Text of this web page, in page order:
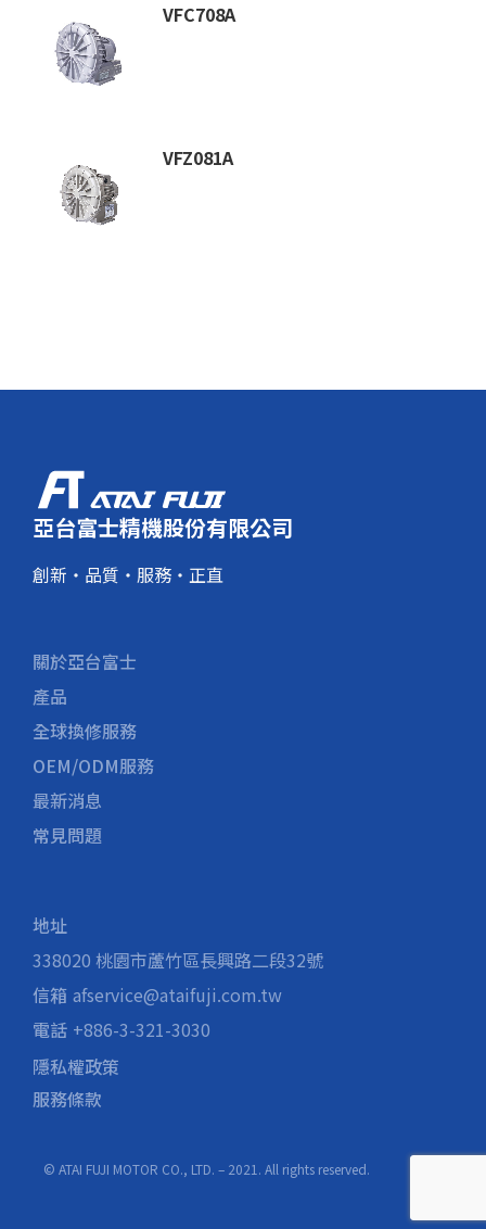
VFC708A
VFZ081A
亞台富士精機股份有限公司
創新・品質・服務・正直
關於亞台富士
產品
全球換修服務
OEM/ODM服務
最新消息
常見問題
地址
338020 桃園市蘆竹區長興路二段32號
信箱 afservice@ataifuji.com.tw
電話 +886-3-321-3030
隱私權政策
服務條款
© ATAI FUJI MOTOR CO., LTD. – 2021. All rights reserved.